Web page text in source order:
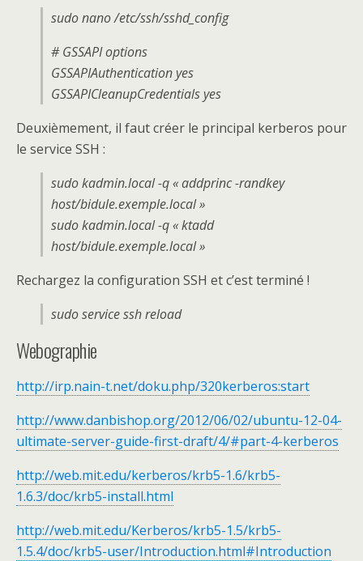
sudo nano /etc/ssh/sshd_config
# GSSAPI options
GSSAPIAuthentication yes
GSSAPICleanupCredentials yes
Deuxièmement, il faut créer le principal kerberos pour
le service SSH :
sudo kadmin.local -q « addprinc -randkey
host/bidule.exemple.local »
sudo kadmin.local -q « ktadd
host/bidule.exemple.local »
Rechargez la configuration SSH et c’est terminé !
sudo service ssh reload
Webographie
http://irp.nain-t.net/doku.php/320kerberos:start
http://www.danbishop.org/2012/06/02/ubuntu-12-04-
ultimate-server-guide-first-draft/4/#part-4-kerberos
http://web.mit.edu/kerberos/krb5-1.6/krb5-
1.6.3/doc/krb5-install.html
http://web.mit.edu/Kerberos/krb5-1.5/krb5-
1.5.4/doc/krb5-user/Introduction.html#Introduction